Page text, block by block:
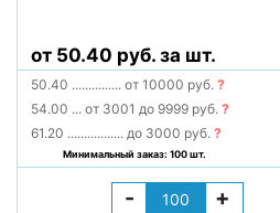
от 50.40 руб. за шт.
50.40 ............... от 10000 руб.?
54.00 ... от 3001 до 9999 руб.?
61.20 ................. до 3000 руб.?
Минимальный заказ: 100 шт.
- +